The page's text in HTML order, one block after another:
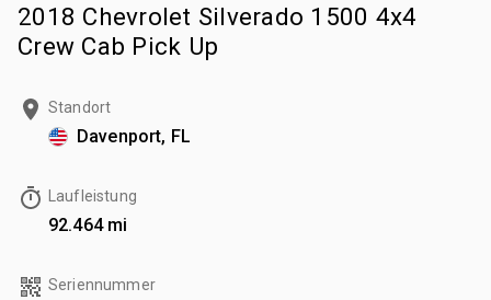
2018 Chevrolet Silverado 1500 4x4
Crew Cab Pick Up
Standort
Davenport, FL
Laufleistung
92.464 mi
Seriennummer